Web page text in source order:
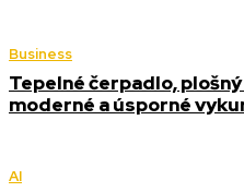
Business
Tepelné čerpadlo,
moderné a úsporné
AI